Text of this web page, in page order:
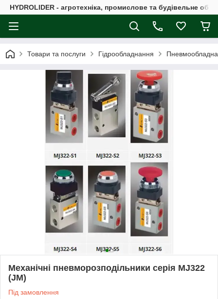
HYDROLIDER - агротехніка, промислове та будівельне
Товари та послуги Гідрообладнання
Механічні пневморозподільники серія МЈ322
(JM)
Під замовлення